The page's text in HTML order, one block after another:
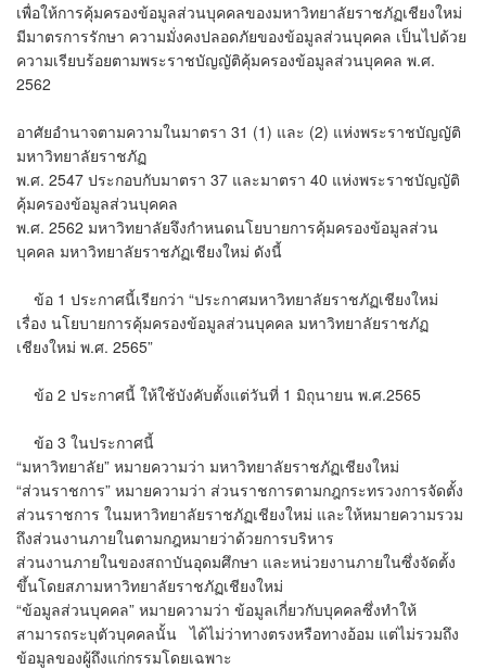
​​เพื่อให้การคุ้มครองข้อมูลส่วนบุคคลของมหาวิทยาลัยราชภัฏเชียงใหม่
มีมาตรการรักษา ความมั่งคงปลอดภัยของข้อมูลส่วนบุคคล เป็นไปด้วย
ความเรียบร้อยตามพระราชบัญญัติคุ้มครองข้อมูลส่วนบุคคล พ.ศ.
2562
​อาศัยอำนาจตามความในมาตรา 31 (1) และ (2) แห่งพระราชบัญญัติ
มหาวิทยาลัยราชภัฏ
พ.ศ. 2547 ประกอบกับมาตรา 37 และมาตรา 40 แห่งพระราชบัญญัติ
คุ้มครองข้อมูลส่วนบุคคล
พ.ศ. 2562 มหาวิทยาลัยจึงกำหนดนโยบายการคุ้มครองข้อมูลส่วน
บุคคล มหาวิทยาลัยราชภัฏเชียงใหม่ ดังนี้
​ ข้อ 1 ประกาศนี้เรียกว่า “ประกาศมหาวิทยาลัยราชภัฏเชียงใหม่
เรื่อง นโยบายการคุ้มครองข้อมูลส่วนบุคคล มหาวิทยาลัยราชภัฏ
เชียงใหม่ พ.ศ. 2565”
​ข้อ 2 ประกาศนี้ ให้ใช้บังคับตั้งแต่วันที่ 1 มิถุนายน พ.ศ.2565
​ข้อ 3 ในประกาศนี้
​“มหาวิทยาลัย” หมายความว่า มหาวิทยาลัยราชภัฏเชียงใหม่
​“ส่วนราชการ” หมายความว่า ส่วนราชการตามกฎกระทรวงการจัดตั้ง
ส่วนราชการ ในมหาวิทยาลัยราชภัฏเชียงใหม่ และให้หมายความรวม
ถึงส่วนงานภายในตามกฎหมายว่าด้วยการบริหาร
ส่วนงานภายในของสถาบันอุดมศึกษา และหน่วยงานภายในซึ่งจัดตั้ง
ขึ้นโดยสภามหาวิทยาลัยราชภัฏเชียงใหม่
​“ข้อมูลส่วนบุคคล” หมายความว่า ข้อมูลเกี่ยวกับบุคคลซึ่งทำให้
สามารถระบุตัวบุคคลนั้น ได้ไม่ว่าทางตรงหรือทางอ้อม แต่ไม่รวมถึง
ข้อมูลของผู้ถึงแก่กรรมโดยเฉพาะ